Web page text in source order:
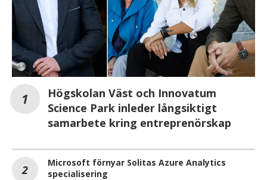
Högskolan Väst och Innovatum
Science Park inleder långsiktigt
samarbete kring entreprenörskap
Microsoft förnyar Solitas Azure Analytics
specialisering